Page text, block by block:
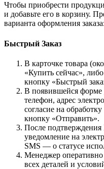
Чтобы приобрести
и добавьте его в корзину.
варианта оформления заказа:
Быстрый Заказ
В карточке товара
«Купить сейчас»,
кнопку «Быстрый
В появившейся
телефон, адрес
согласие на
кнопку «Отправить».
После подтверждения
уведомление на
SMS — о статусе
Менеджер оперативно
всех деталей и